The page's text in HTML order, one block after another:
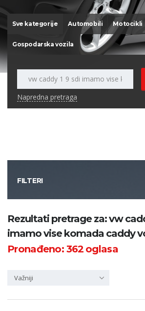
Sve kategorije Automobili Motocikli
Gospodarska vozila
Napredna pretraga
FILTERI
Kategorija
Županija
Rezultati pretrage za: vw
imamo vise komada caddy
Pronađeno:362oglasa
Važniji